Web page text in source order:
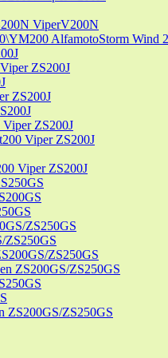
ViperV200N
AlfamotoStorm Wind
ZS200J
ZS200J
ZS200J
Viper ZS200J
Viper ZS200J
ZS250GS
ZS250GS
ZS250GS
ZS200GS/ZS250GS
ZS200GS/ZS250GS